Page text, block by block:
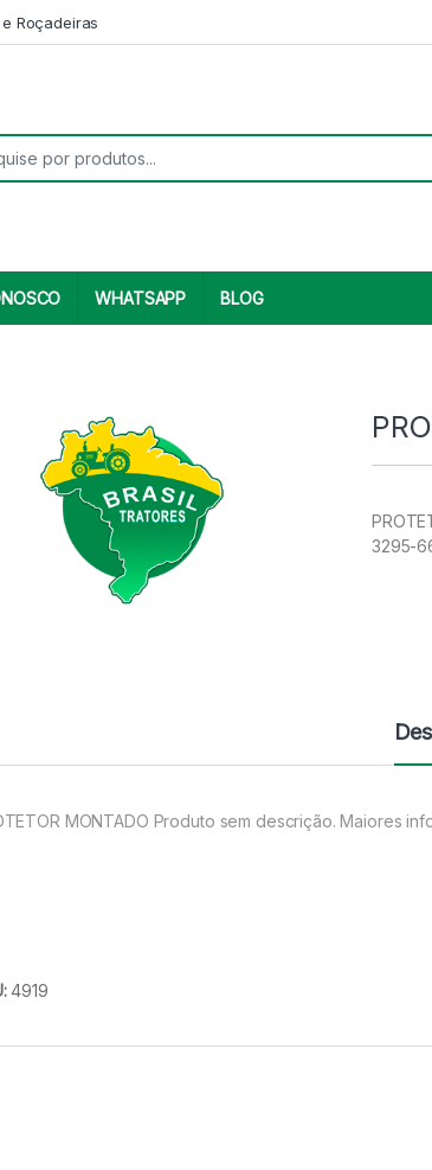
Roçadeiras
WHATSAPP BLOG
3295-
MONTADO Produto sem descrição. Maiores
4919